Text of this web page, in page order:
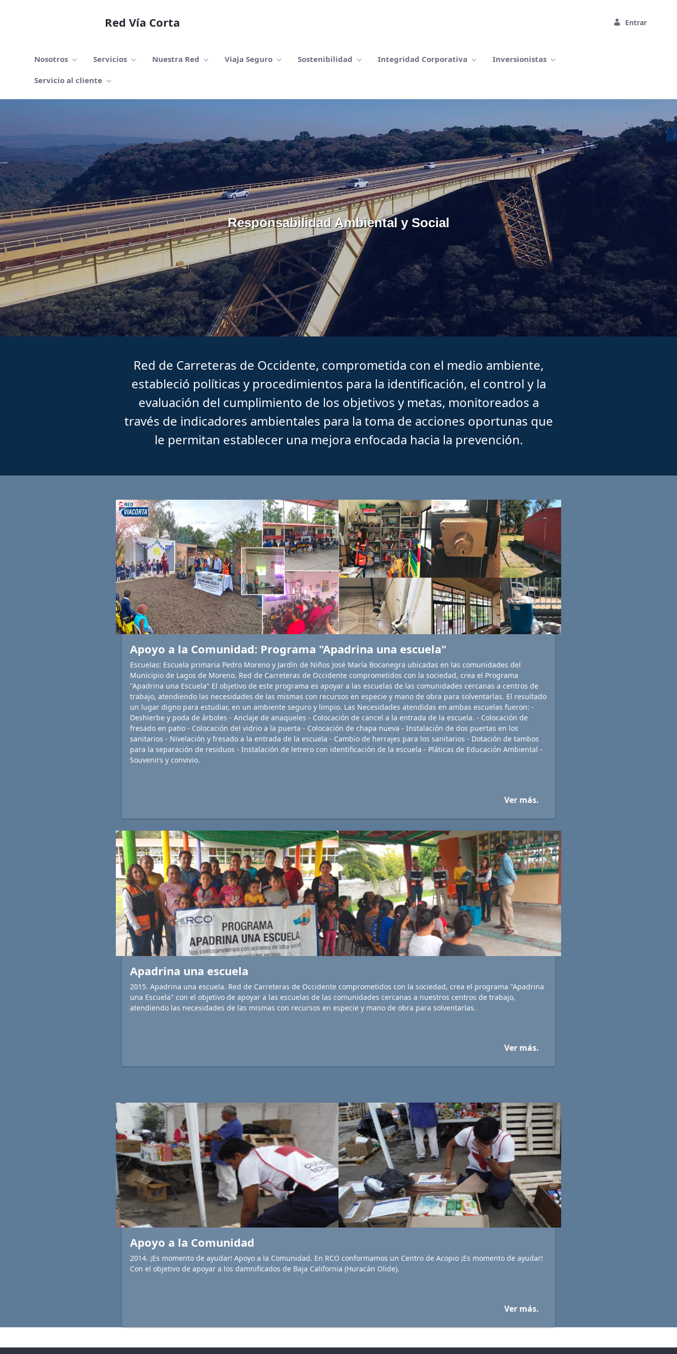
Red Vía Corta Entrar
Nosotros Servicios Nuestra Red Viaja Seguro Sostenibilidad Integridad Corporativa Inversionistas
Servicio al cliente
Responsabilidad Ambiental y Social
Red de Carreteras de Occidente, comprometida con el medio ambiente,
estableció políticas y procedimientos para la identificación, el control y la
evaluación del cumplimiento de los objetivos y metas, monitoreados a
través de indicadores ambientales para la toma de acciones oportunas que
le permitan establecer una mejora enfocada hacia la prevención.
Apoyo a la Comunidad: Programa "Apadrina una escuela"
Escuelas: Escuela primaria Pedro Moreno y Jardín de Niños José María Bocanegra ubicadas en las comunidades del
Municipio de Lagos de Moreno. Red de Carreteras de Occidente comprometidos con la sociedad, crea el Programa
"Apadrina una Escuela" El objetivo de este programa es apoyar a las escuelas de las comunidades cercanas a centros de
trabajo, atendiendo las necesidades de las mismas con recursos en especie y mano de obra para solventarlas. El resultado
un lugar digno para estudiar, en un ambiente seguro y limpio. Las Necesidades atendidas en ambas escuelas fueron: -
Deshierbe y poda de árboles - Anclaje de anaqueles - Colocación de cancel a la entrada de la escuela. - Colocación de
fresado en patio - Colocación del vidrio a la puerta - Colocación de chapa nueva - Instalación de dos puertas en los
sanitarios - Nivelación y fresado a la entrada de la escuela - Cambio de herrajes para los sanitarios - Dotación de tambos
para la separación de residuos - Instalación de letrero con identificación de la escuela - Pláticas de Educación Ambiental -
Souvenirs y convivio.
Ver más.
Apadrina una escuela
2015. Apadrina una escuela. Red de Carreteras de Occidente comprometidos con la sociedad, crea el programa "Apadrina
una Escuela" con el objetivo de apoyar a las escuelas de las comunidades cercanas a nuestros centros de trabajo,
atendiendo las necesidades de las mismas con recursos en especie y mano de obra para solventarlas.
Ver más.
Apoyo a la Comunidad
2014. ¡Es momento de ayudar! Apoyo a la Comunidad. En RCO conformamos un Centro de Acopio ¡Es momento de ayudar!
Con el objetivo de apoyar a los damnificados de Baja California (Huracán Olide).
Ver más.